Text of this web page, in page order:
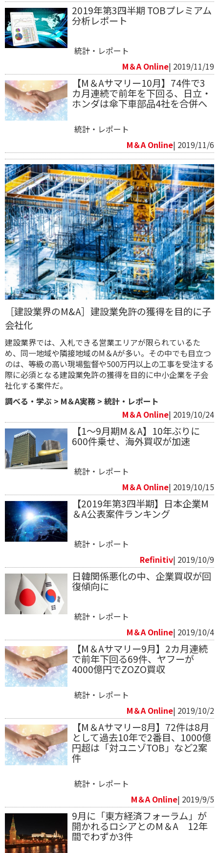
​2019年第3四半期 TOBプレミアム
分析レポート
統計・レポート
M＆A Online| 2019/11/19
【M＆Aサマリー10月】74件で3
カ月連続で前年を下回る、日立・
ホンダは傘下車部品4社を合併へ
統計・レポート
M＆A Online| 2019/11/6
［建設業界のM&A］建設業免許の獲得を目的に子
会社化
建設業界では、入札できる営業エリアが限られているた
め、同一地域や隣接地域のM＆Aが多い。その中でも目立つ
のは、等級の高い現場監督や500万円以上の工事を受注する
際に必須となる建設業免許の獲得を目的に中小企業を子会
社化する案件だ。
調べる・学ぶ > M＆A実務 > 統計・レポート
M＆A Online| 2019/10/24
【1～9月期M＆A】10年ぶりに
600件乗せ、海外買収が加速
統計・レポート
M＆A Online| 2019/10/15
【2019年第3四半期】日本企業M
＆A公表案件ランキング
統計・レポート
Refinitiv​| 2019/10/9
日韓関係悪化の中、企業買収が回
復傾向に
統計・レポート
M＆A Online| 2019/10/4
【M＆Aサマリー9月】2カ月連続
で前年下回る69件、ヤフーが
4000億円でZOZO買収
統計・レポート
M＆A Online| 2019/10/2
【M＆Aサマリー8月】72件は8月
として過去10年で2番目、1000億
円超は「対ユニゾTOB」など2案
件
統計・レポート
M＆A Online| 2019/9/5
9月に「東方経済フォーラム」が
開かれるロシアとのM＆A 12年
間でわずか3件